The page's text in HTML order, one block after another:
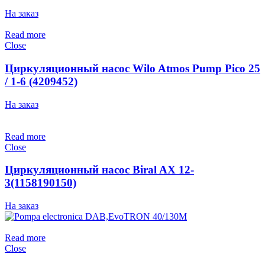
На заказ
Read more
Close
Циркуляционный насос Wilo Atmos Pump Pico 25
/ 1-6 (4209452)
На заказ
Read more
Close
Циркуляционный насос Biral AX 12-
3(1158190150)
На заказ
Read more
Close